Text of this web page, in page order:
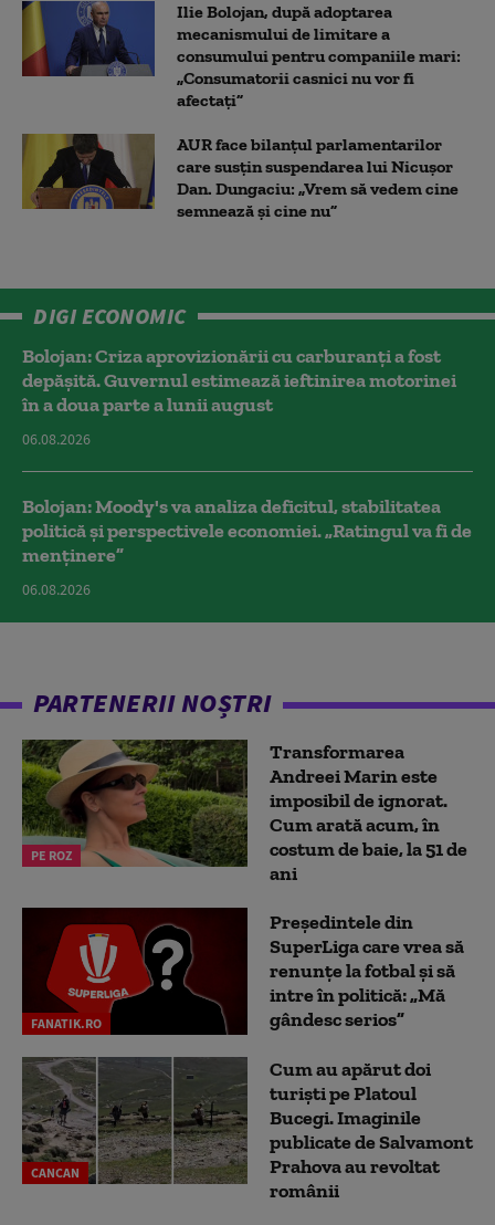
Ilie Bolojan, după adoptarea
mecanismului de limitare a
consumului pentru companiile mari:
„Consumatorii casnici nu vor fi
afectați”
AUR face bilanțul parlamentarilor
care susțin suspendarea lui Nicușor
Dan. Dungaciu: „Vrem să vedem cine
semnează și cine nu”
DIGI ECONOMIC
Bolojan: Criza aprovizionării cu carburanți a fost
depășită. Guvernul estimează ieftinirea motorinei
în a doua parte a lunii august
06.08.2026
Bolojan: Moody's va analiza deficitul, stabilitatea
politică și perspectivele economiei. „Ratingul va fi de
menținere”
06.08.2026
PARTENERII NOȘTRI
PE ROZ
Transformarea
Andreei Marin este
imposibil de ignorat.
Cum arată acum, în
costum de baie, la 51 de
ani
FANATIK.RO
Președintele din
SuperLiga care vrea să
renunțe la fotbal și să
intre în politică: „Mă
gândesc serios”
CANCAN
Cum au apărut doi
turiști pe Platoul
Bucegi. Imaginile
publicate de Salvamont
Prahova au revoltat
românii